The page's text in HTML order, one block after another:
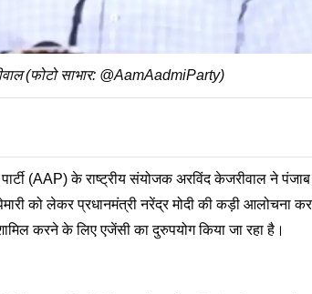
(फोटो साभार: @AamAadmiParty)
(AAP) के राष्ट्रीय संयोजक अरविंद केजरीवाल ने पंजाब
को लेकर प्रधानमंत्री नरेंद्र मोदी की कड़ी आलोचना
करने के लिए एजेंसी का दुरुपयोग किया जा रहा है।